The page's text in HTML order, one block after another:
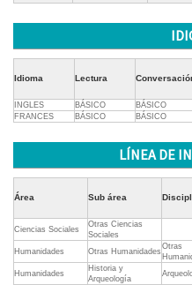
Idioma Lectura
INGLES BÁSICO BÁSICO
FRANCES
BÁSICO BÁSICO
LÍNEA DE
Área Sub área
Ciencias Sociales
Otras Ciencias
Sociales
Humanidades
Otras Humanidades
Otras
Humanidades
Historia y
Arqueología